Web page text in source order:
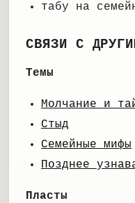
табу на
СВЯЗИ С
Темы
Молчание и
Стыд
Семейные мифы
Позднее
Пласты